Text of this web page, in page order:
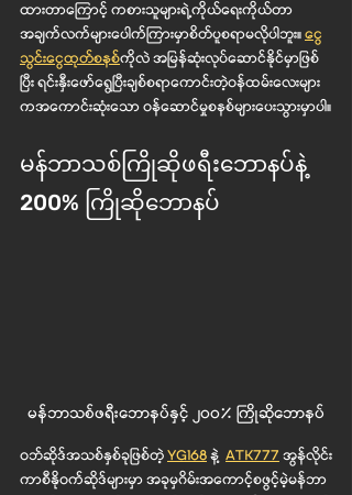
ထားတာကြောင့် ကစားသူများရဲ့ကိုယ်ရေးကိုယ်တာ
အချက်လက်များပေါက်ကြားမှာစိတ်ပူစရာမလိုပါဘူး။ ငွေ
သွင်းငွေထုတ်စနစ်ကိုလဲ အမြန်ဆုံးလုပ်ဆောင်နိုင်မှာဖြစ်
ပြီး ရင်းနှီးဖော်ရွေပြီးချစ်စရာကောင်းတဲ့၀န်ထမ်းလေးများ
ကအကောင်းဆုံးသော ၀န်ဆောင်မှုစနစ်များပေးသွားမှာပါ။
မန်ဘာသစ်ကြိုဆိုဖရီးဘောနပ်နဲ့
200% ကြိုဆိုဘောနပ်
မန်ဘာသစ်ဖရီးဘောနပ်နှင့် ၂၀၀% ကြိုဆိုဘောနပ်
၀ဘ်ဆိုဒ်အသစ်နှစ်ခုဖြစ်တဲ့ YG168 နဲ့ ATK777 အွန်လိုင်း
ကာစီနို၀က်ဆိုဒ်များမှာ အခုမှဂိမ်းအကောင့်စဖွင့်မဲ့မန်ဘာ